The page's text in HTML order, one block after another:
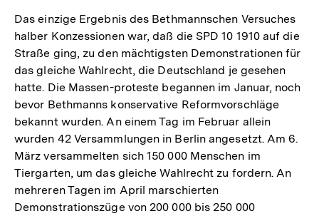
Das einzige Ergebnis des Bethmannschen Versuches
halber Konzessionen war, daß die SPD 10 1910 auf die
Straße ging, zu den mächtigsten Demonstrationen für
das gleiche Wahlrecht, die Deutschland je gesehen
hatte. Die Massen-proteste begannen im Januar, noch
bevor Bethmanns konservative Reformvorschläge
bekannt wurden. An einem Tag im Februar allein
wurden 42 Versammlungen in Berlin angesetzt. Am 6.
März versammelten sich 150 000 Menschen im
Tiergarten, um das gleiche Wahlrecht zu fordern. An
mehreren Tagen im April marschierten
Demonstrationszüge von 200 000 bis 250 000